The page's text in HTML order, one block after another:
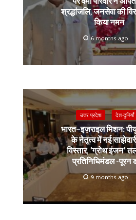
श्रद्धांजलि, जनसेवा की
किया नमन
6 months ago
उत्तर प्रदेश देश-दुनियाँ
भारत–इज़राइल मिशन:
के नेतृत्व में नई
विस्तार, ‘ग्रोथ इंजन’
प्रतिनिधिमंडल -पूरन
9 months ago